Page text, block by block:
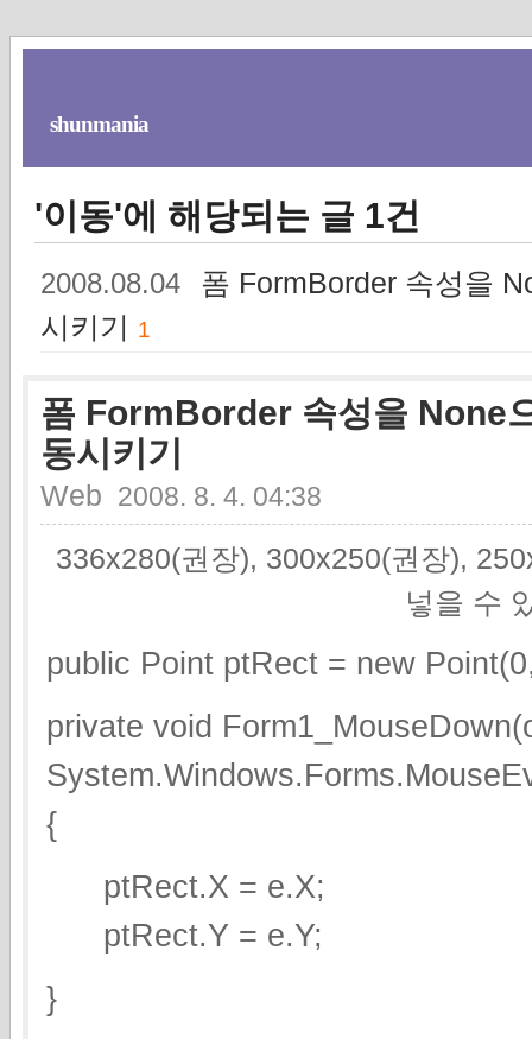
shunmania
'이동'에 해당되는 글 1건
2008.08.04
폼 FormBorder 속성을
시키기 1
폼 FormBorder 속성을 None
동시키기
Web 2008. 8. 4. 04:38
336x280(권장), 300x250(권장),
넣을 수
public Point ptRect = new
private void
{
ptRect.X = e.X;
ptRect.Y = e.Y;
}